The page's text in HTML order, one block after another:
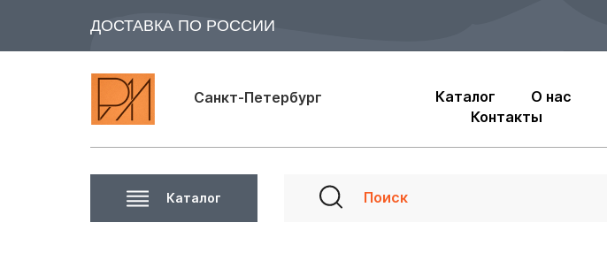
ДОСТАВКА ПО РОССИИ
Санкт-Петербург Каталог О нас
Контакты
Каталог